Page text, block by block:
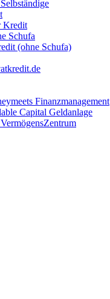
Kredit
Schufa
(ohne Schufa)
Finanzmanagement
Capital Geldanlage